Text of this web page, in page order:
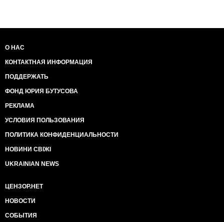
О НАС
КОНТАКТНАЯ ИНФОРМАЦИЯ
ПОДДЕРЖАТЬ
ФОНД ЮРИЯ БУТУСОВА
РЕКЛАМА
УСЛОВИЯ ПОЛЬЗОВАНИЯ
ПОЛИТИКА КОНФИДЕНЦИАЛЬНОСТИ
НОВИНИ СВІЖІ
UKRAINIAN NEWS
ЦЕНЗОР.НЕТ
НОВОСТИ
СОБЫТИЯ